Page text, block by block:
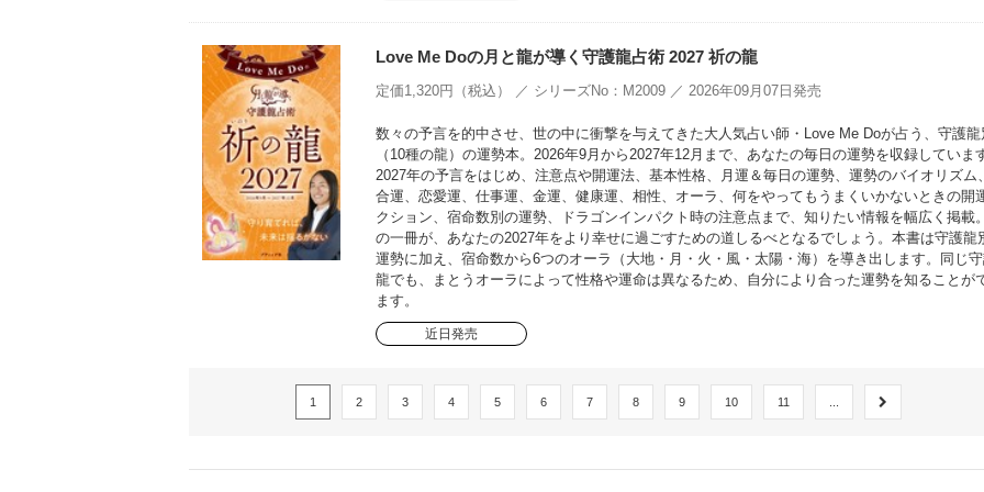
Love Me Doの月と龍が導く守護龍占術 2027 祈の龍
定価1,320円（税込） ／ シリーズNo：M2009 ／ 2026年09月07日発売
数々の予言を的中させ、世の中に衝撃を与えてきた大人気占い師・Love Me Doが占う、守護龍
（10種の龍）の運勢本。2026年9月から2027年12月まで、あなたの毎日の運勢を収録していま
2027年の予言をはじめ、注意点や開運法、基本性格、月運＆毎日の運勢、運勢のバイオリズム
合運、恋愛運、仕事運、金運、健康運、相性、オーラ、何をやってもうまくいかないときの開
クション、宿命数別の運勢、ドラゴンインパクト時の注意点まで、知りたい情報を幅広く掲載
の一冊が、あなたの2027年をより幸せに過ごすための道しるべとなるでしょう。本書は守護龍
運勢に加え、宿命数から6つのオーラ（大地・月・火・風・太陽・海）を導き出します。同じ
龍でも、まとうオーラによって性格や運命は異なるため、自分により合った運勢を知ることが
ます。
近日発売
1 2 3 4 5 6 7 8 9 10 11